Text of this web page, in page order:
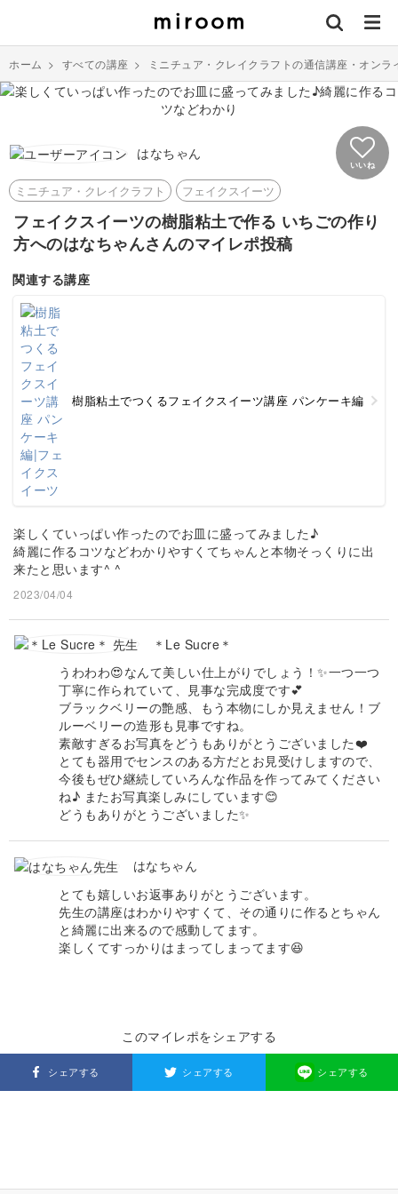
ホーム > すべての講座 > ミニチュア・クレイクラフトの通信講座・オンラ
はなちゃん
いいね
ミニチュア・クレイクラフト フェイクスイーツ
フェイクスイーツの樹脂粘土で作る いちごの作り
方へのはなちゃんさんのマイレポ投稿
関連する講座
樹脂粘土でつくるフェイクスイーツ講座 パンケーキ編
楽しくていっぱい作ったのでお皿に盛ってみました♪
綺麗に作るコツなどわかりやすくてちゃんと本物そっくりに出
来たと思います^ ^
2023/04/04
＊Le Sucre＊
うわわわ😍なんて美しい仕上がりでしょう！✨一つ一つ
丁寧に作られていて、見事な完成度です💕
ブラックベリーの艶感、もう本物にしか見えません！ブ
ルーベリーの造形も見事ですね。
素敵すぎるお写真をどうもありがとうございました❤️
とても器用でセンスのある方だとお見受けしますので、
今後もぜひ継続していろんな作品を作ってみてください
ね♪ またお写真楽しみにしています😊
どうもありがとうございました✨
はなちゃん
とても嬉しいお返事ありがとうございます。
先生の講座はわかりやすくて、その通りに作るとちゃん
と綺麗に出来るので感動してます。
楽しくてすっかりはまってしまってます😆
このマイレポをシェアする
シェアする シェアする シェアする